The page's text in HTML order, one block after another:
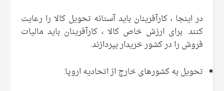
در اینجا ، کارآفرینان باید آستانه تحویل کالا را رعایت
کنند. برای ارزش خاص کالا ، کارآفرینان باید مالیات
فروش را در کشور خریدار بپردازند.
تحویل به کشورهای خارج از اتحادیه اروپا: